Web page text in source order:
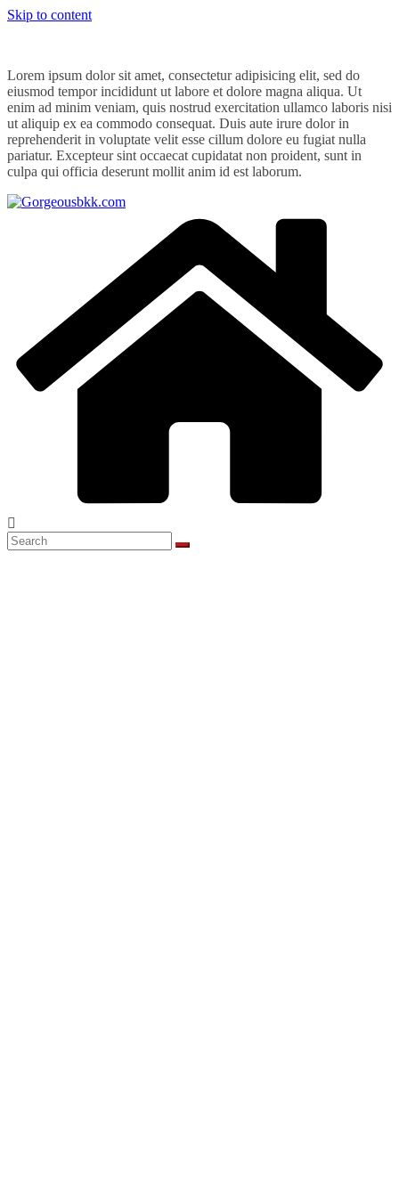
Skip to content
Lorem ipsum dolor sit amet, consectetur adipisicing elit, sed do
eiusmod tempor incididunt ut labore et dolore magna aliqua. Ut
enim ad minim veniam, quis nostrud exercitation ullamco laboris nisi
ut aliquip ex ea commodo consequat. Duis aute irure dolor in
reprehenderit in voluptate velit esse cillum dolore eu fugiat nulla
pariatur. Excepteur sint occaecat cupidatat non proident, sunt in
culpa qui officia deserunt mollit anim id est laborum.